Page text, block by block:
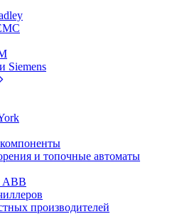
Siemens
и топочные автоматы
ABB
производителей